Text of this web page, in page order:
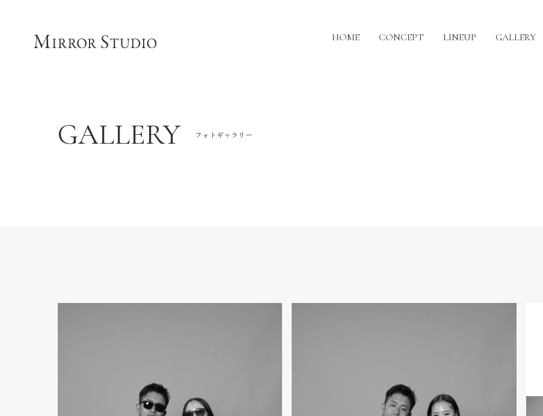
HOME CONCEPT LINEUP GALLERY
GALLERY フォトギャラリー